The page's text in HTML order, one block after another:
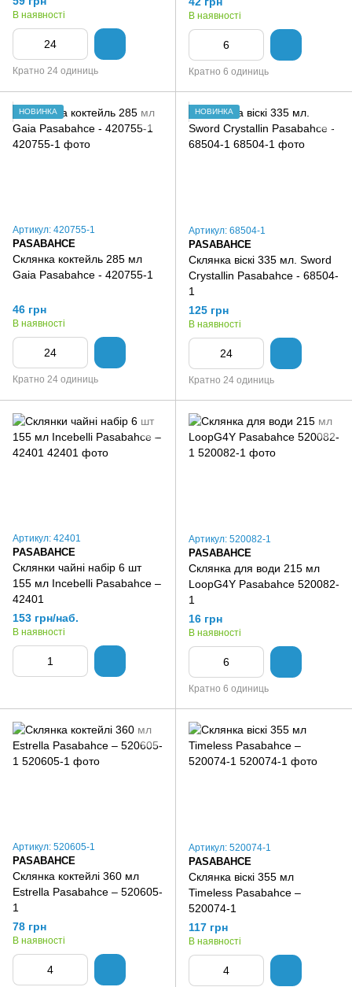
В наявності
Кратно 24 одиниць
В наявності
Кратно 6 одиниць
НОВИНКА
Артикул: 420755-1
PASABAHCE
Склянка коктейль 285 мл
Gaia Pasabahce - 420755-1
46 грн
В наявності
Кратно 24 одиниць
НОВИНКА
Артикул: 68504-1
PASABAHCE
Склянка віскі 335 мл. Sword
Crystallin Pasabahce - 68504-
1
125 грн
В наявності
Кратно 24 одиниць
Артикул: 42401
PASABAHCE
Склянки чайні набір 6 шт
155 мл Incebelli Pasabahce –
42401
153 грн/наб.
В наявності
Артикул: 520082-1
PASABAHCE
Склянка для води 215 мл
LoopG4Y Pasabahce 520082-
1
16 грн
В наявності
Кратно 6 одиниць
Артикул: 520605-1
PASABAHCE
Склянка коктейлі 360 мл
Estrella Pasabahce – 520605-
1
78 грн
В наявності
Артикул: 520074-1
PASABAHCE
Склянка віскі 355 мл
Timeless Pasabahce –
520074-1
117 грн
В наявності